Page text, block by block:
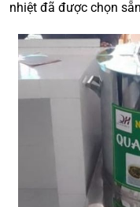
nhiệt đã được chọn